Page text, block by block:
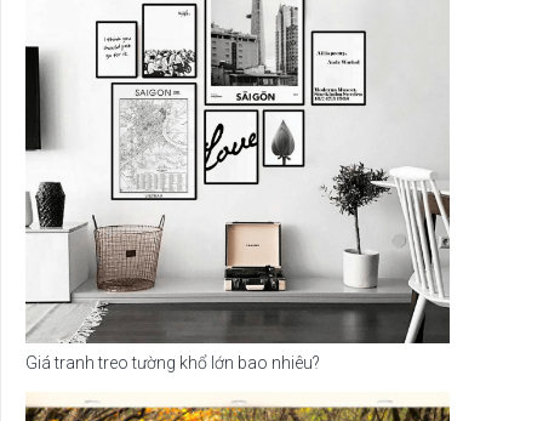
Giá tranh treo tường khổ lớn bao nhiêu?